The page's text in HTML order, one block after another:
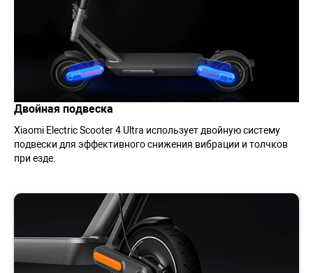
Двойная подвеска
Xiaomi Electric Scooter 4 Ultra использует двойную систему
подвески для эффективного снижения вибрации и толчков
при езде.